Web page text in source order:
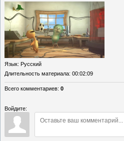
Язык: Русский
Длительность материала: 00:02:09
Всего комментариев: 0
Войдите: